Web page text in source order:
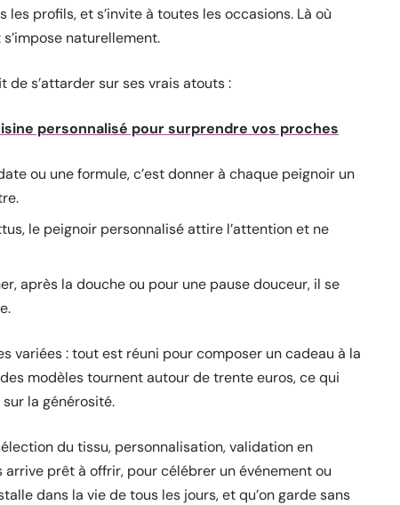
profils, et s’invite à toutes les occasions. Là où
naturellement.
s’attarder sur ses vrais atouts :
personnalisé pour surprendre vos proches
ou une formule, c’est donner à chaque peignoir un
le peignoir personnalisé attire l’attention et ne
après la douche ou pour une pause douceur, il se
variées : tout est réuni pour composer un cadeau à la
modèles tournent autour de trente euros, ce qui
la générosité.
du tissu, personnalisation, validation en
prêt à offrir, pour célébrer un événement ou
dans la vie de tous les jours, et qu’on garde sans